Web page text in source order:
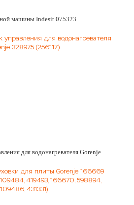
машины Indesit 075323
для водонагревателя Gorenje